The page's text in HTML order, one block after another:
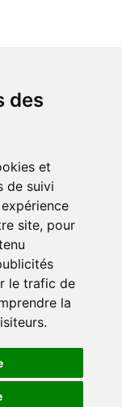
des
et
de suivi
site, pour
le trafic de
la
votre e-mail